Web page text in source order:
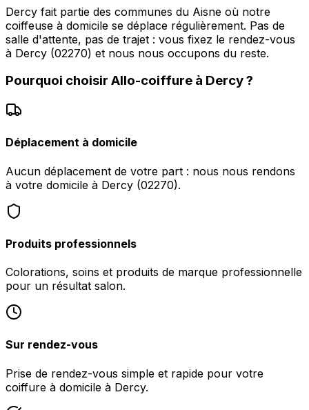
Dercy fait partie des communes du Aisne où notre
coiffeuse à domicile se déplace régulièrement. Pas de
salle d'attente, pas de trajet : vous fixez le rendez-vous
à Dercy (02270) et nous nous occupons du reste.
Pourquoi choisir Allo-coiffure à Dercy?
Déplacement à domicile
Aucun déplacement de votre part : nous nous rendons
à votre domicile à Dercy (02270).
Produits professionnels
Colorations, soins et produits de marque professionnelle
pour un résultat salon.
Sur rendez-vous
Prise de rendez-vous simple et rapide pour votre
coiffure à domicile à Dercy.